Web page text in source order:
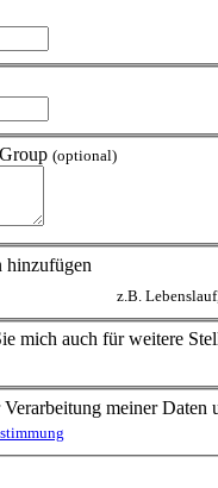
(optional)
hinzufügen
z.B.
mich auch für weitere
meiner Daten